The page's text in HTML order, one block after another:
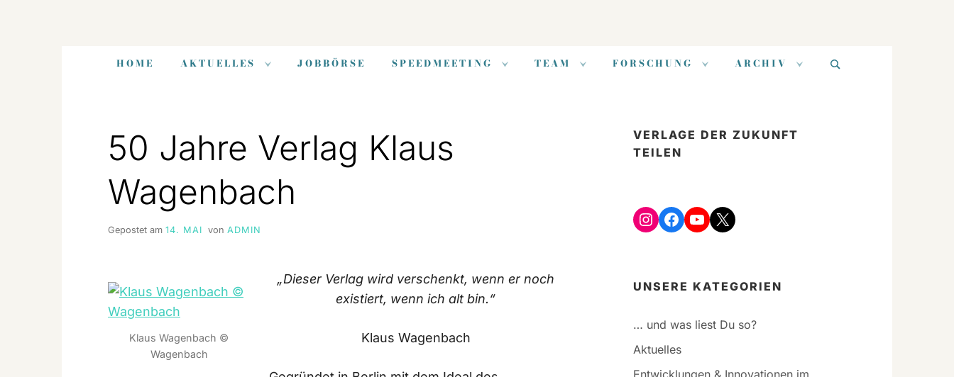
HOME AKTUELLES JOBBÖRSE SPEEDMEETING TEAM FORSCHUNG ARCHIV
nach:
50 Jahre Verlag Klaus
Wagenbach
Gepostet am 14. MAI von ADMIN
Klaus Wagenbach ©
Wagenbach
„Dieser Verlag wird verschenkt, wenn er noch
existiert, wenn ich alt bin.“
Klaus Wagenbach
VERLAGE DER ZUKUNFT
TEILEN
Instagram
Facebook
YouTube
X
UNSERE KATEGORIEN
… und was liest Du so?
Aktuelles
Entwicklungen & Innovationen im